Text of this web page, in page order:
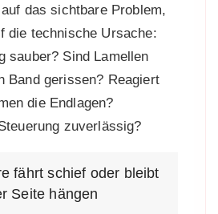
das sichtbare Problem,
die technische Ursache:
sauber? Sind Lamellen
Band gerissen? Reagiert
die Endlagen?
zuverlässig?
fährt schief oder bleibt
Seite hängen